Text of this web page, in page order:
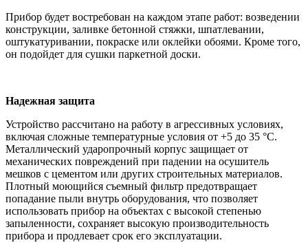
Прибор будет востребован на каждом этапе работ: возведении
конструкции, заливке бетонной стяжки, шпатлевании,
оштукатуривании, покраске или оклейки обоями. Кроме того,
он подойдет для сушки паркетной доски.
Надежная защита
Устройство рассчитано на работу в агрессивных условиях,
включая сложные температурные условия от +5 до 35 °С.
Металлический ударопрочный корпус защищает от
механических повреждений при падении на осушитель
мешков с цементом или других строительных материалов.
Плотный моющийся съемный фильтр предотвращает
попадание пыли внутрь оборудования, что позволяет
использовать прибор на объектах с высокой степенью
запыленности, сохраняет высокую производительность
прибора и продлевает срок его эксплуатации.